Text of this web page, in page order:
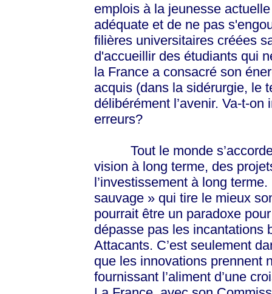
emplois à la jeunesse
adéquate et de ne pas
filières universitaires créées
d'accueillir des étudiants qui
la France a consacré son
acquis (dans la sidérurgie, le
délibérément l’avenir. Va-t-
erreurs?
Tout le monde s’accorde
vision à long terme, des
l’investissement à long
sauvage » qui tire le mieux
pourrait être un paradoxe
dépasse pas les incantations
Attacants. C’est seulement
que les innovations prennent
fournissant l’aliment d’une